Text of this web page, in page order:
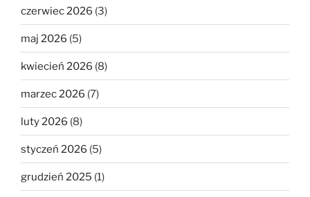
czerwiec 2026 (3)
maj 2026 (5)
kwiecień 2026 (8)
marzec 2026 (7)
luty 2026 (8)
styczeń 2026 (5)
grudzień 2025 (1)